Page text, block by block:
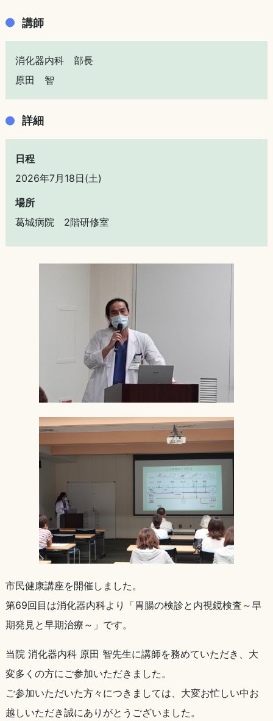
講師
消化器内科 部長
原田 智
詳細
日程
2026年7月18日(土)
場所
葛城病院 2階研修室
市民健康講座を開催しました。
第69回目は消化器内科より「胃腸の検診と内視鏡検査～早
期発見と早期治療～」です。
当院 消化器内科 原田 智先生に講師を務めていただき、大
変多くの方にご参加いただきました。
ご参加いただいた方々につきましては、大変お忙しい中お
越しいただき誠にありがとうございました。